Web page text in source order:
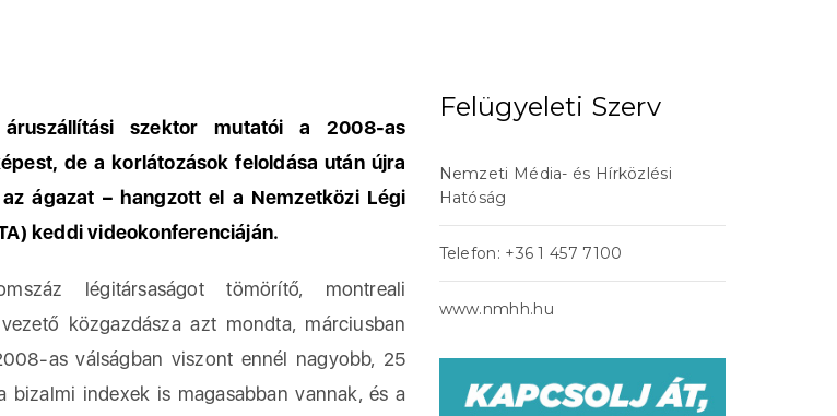
szektor mutatói a 2008-as
de a korlátozások feloldása után újra
ágazat – hangzott el a Nemzetközi Légi
keddi videokonferenciáján.
légitársaságot tömörítő, montreali
közgazdásza azt mondta, márciusban
as válságban viszont ennél nagyobb, 25
bizalmi indexek is magasabban vannak, és a
Felügyeleti Szerv
Nemzeti Média- és Hírközlési
Hatóság
Telefon: +36 1 457 7100
www.nmhh.hu